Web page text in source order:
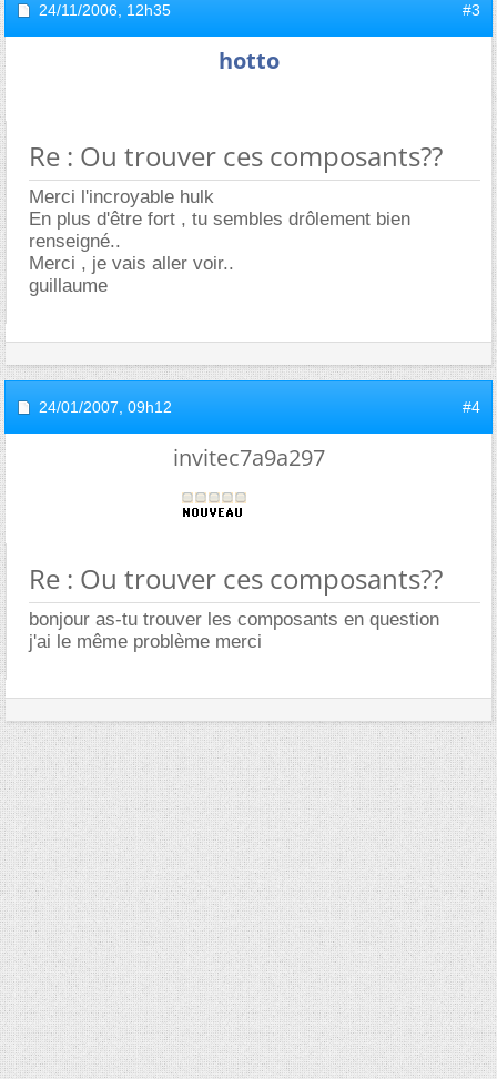
24/11/2006, 12h35 #3
hotto
Re : Ou trouver ces composants??
Merci l'incroyable hulk
En plus d'être fort , tu sembles drôlement bien
renseigné..
Merci , je vais aller voir..
guillaume
24/01/2007, 09h12 #4
invitec7a9a297
Re : Ou trouver ces composants??
bonjour as-tu trouver les composants en question
j'ai le même problème merci